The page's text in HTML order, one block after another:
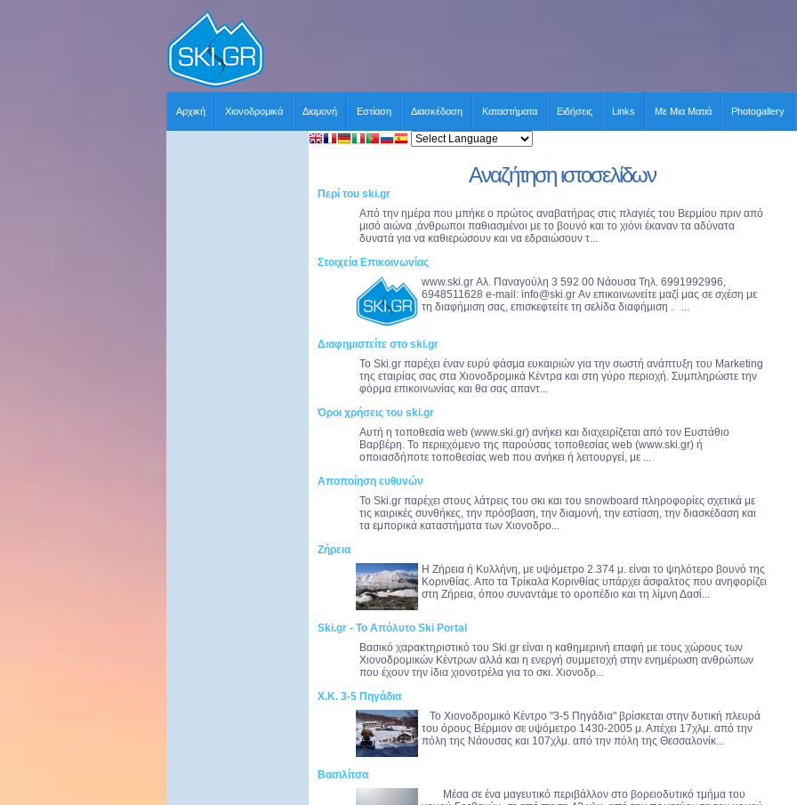
Αρχική Χιονοδρομικά Διαμονή Εστίαση Διασκέδαση Καταστήματα Ειδήσεις Links Με Μια Ματιά Photogallery
Αναζήτηση ιστοσελίδων
Περί του ski.gr
Από την ημέρα που μπήκε ο πρώτος αναβατήρας στις πλαγιές του Βερμίου πριν από
μισό αιώνα ,άνθρωποι παθιασμένοι με το βουνό και το χιόνι έκαναν τα αδύνατα
δυνατά για να καθιερώσουν και να εδραιώσουν τ...
Στοιχεία Επικοινωνίας
www.ski.gr Αλ. Παναγούλη 3 592 00 Νάουσα Τηλ. 6991992996,
6948511628 e-mail: info@ski.gr Αν επικοινωνείτε μαζί μας σε σχέση με
τη διαφήμιση σας, επισκεφτείτε τη σελίδα διαφήμιση . ...
Διαφημιστείτε στο ski.gr
Το Ski.gr παρέχει έναν ευρύ φάσμα ευκαιριών για την σωστή ανάπτυξη του Marketing
της εταιρίας σας στα Χιονοδρομικά Κέντρα και στη γύρο περιοχή. Συμπληρώστε την
φόρμα επικοινωνίας και θα σας απαντ...
Όροι χρήσεις του ski.gr
Αυτή η τοποθεσία web (www.ski.gr) ανήκει και διαχειρίζεται από τον Ευστάθιο
Βαρβέρη. Το περιεχόμενο της παρούσας τοποθεσίας web (www.ski.gr) ή
οποιασδήποτε τοποθεσίας web που ανήκει ή λειτουργεί, με ...
Αποποίηση ευθυνών
Το Ski.gr παρέχει στους λάτρεις του σκι και του snowboard πληροφορίες σχετικά με
τις καιρικές συνθήκες, την πρόσβαση, την διαμονή, την εστίαση, την διασκέδαση και
τα εμπορικά καταστήματα των Χιονοδρο...
Ζήρεια
Η Ζήρεια ή Κυλλήνη, με υψόμετρο 2.374 μ. είναι το ψηλότερο βουνό της
Κορινθίας. Απο τα Τρίκαλα Κορινθίας υπάρχει άσφαλτος που ανηφορίζει
στη Ζήρεια, όπου συναντάμε το οροπέδιο και τη λίμνη Δασί...
Ski.gr - Το Απόλυτο Ski Portal
Βασικό χαρακτηριστικό του Ski.gr είναι η καθημερινή επαφή με τους χώρους των
Χιονοδρομικών Κέντρων αλλά και η ενεργή συμμετοχή στην ενημέρωση ανθρώπων
που έχουν την ίδια χιονοτρέλα για το σκι. Χιονοδρ...
Χ.Κ. 3-5 Πηγάδια
Το Χιονοδρομικό Κέντρο "3-5 Πηγάδια" βρίσκεται στην δυτική πλευρά
του όρους Βέρμιον σε υψόμετρο 1430-2005 μ. Απέχει 17χλμ. από την
πόλη της Νάουσας και 107χλμ. από την πόλη της Θεσσαλονίκ...
Βασιλίτσα
Μέσα σε ένα μαγευτικό περιβάλλον στο βορειοδυτικό τμήμα του